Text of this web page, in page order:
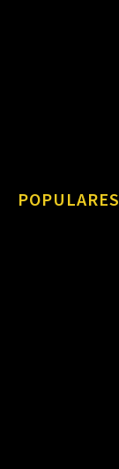
POPULARES